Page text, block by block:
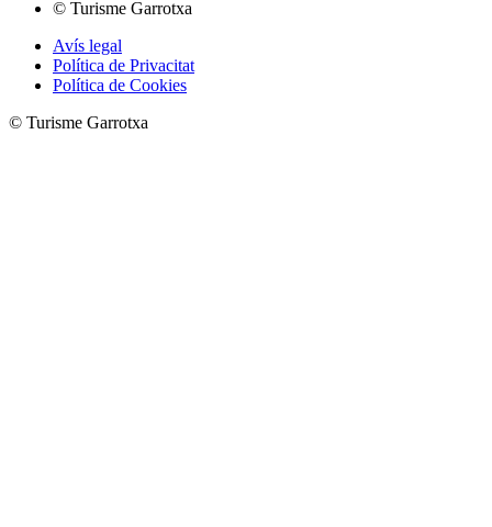
© Turisme Garrotxa
Avís legal
Política de Privacitat
Política de Cookies
© Turisme Garrotxa